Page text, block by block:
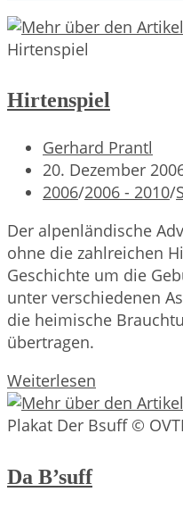
Hirtenspiel
Hirtenspiel
Beitrags-
Autor:
Gerhard Prantl
Beitrag
veröffentlicht:
20. Dezember
Beitrags-
2006/2006 - 2010/
Der alpenländische
ohne die zahlreichen
Geschichte um die
unter verschiedenen
die heimische
übertragen.
Weiterlesen
Plakat Der Bsuff ©
Da B’suff